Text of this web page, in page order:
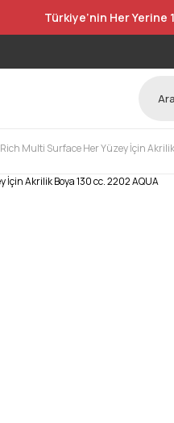
Türkiye’nin Her Yerine
Rich Multi Surface Her Yüzey İçin Akrilik